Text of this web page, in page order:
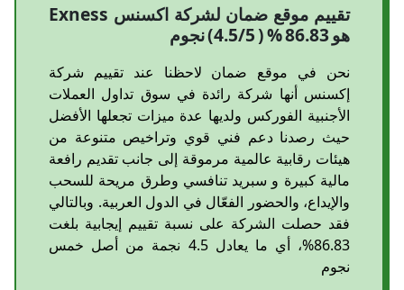
تقييم موقع ضمان لشركة اكسنس Exness
هو 86.83 % ( 4.5/5) نجوم
نحن في موقع ضمان لاحظنا عند تقييم شركة
إكسنس أنها شركة رائدة في سوق تداول العملات
الأجنبية الفوركس ولديها عدة ميزات تجعلها الأفضل
حيث رصدنا دعم فني قوي وتراخيص متنوعة من
هيئات رقابية عالمية مرموقة إلى جانب تقديم رافعة
مالية كبيرة و سبريد تنافسي وطرق مريحة للسحب
والإيداع، والحضور الفعّال في الدول العربية. وبالتالي
فقد حصلت الشركة على نسبة تقييم إيجابية بلغت
86.83%، أي ما يعادل 4.5 نجمة من أصل خمس
نجوم